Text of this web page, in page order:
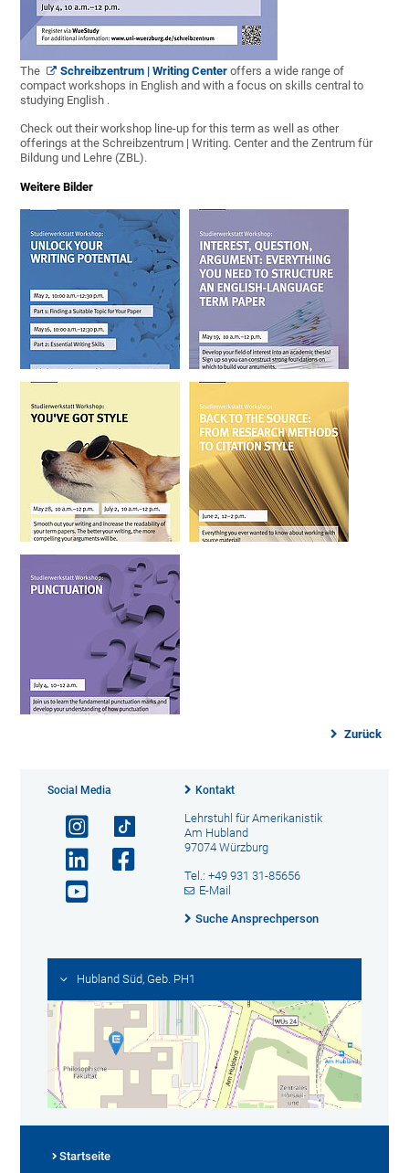
The Schreibzentrum | Writing Center offers a wide range of
compact workshops in English and with a focus on skills central to
studying English .
Check out their workshop line-up for this term as well as other
offerings at the Schreibzentrum | Writing. Center and the Zentrum für
Bildung und Lehre (ZBL).
Weitere Bilder
Zurück
Social Media Kontakt
Lehrstuhl für Amerikanistik
Am Hubland
97074 Würzburg
Tel.: +49 931 31-85656
E-Mail
Suche Ansprechperson
Hubland Süd, Geb. PH1
Startseite